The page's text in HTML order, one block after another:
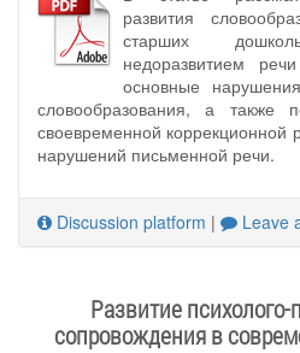
развития
старших
недоразвитием
основные
словообразования, а также
своевременной коррекционной
нарушений письменной речи.
Discussion platform | Leave
Развитие психолого-
сопровождения в